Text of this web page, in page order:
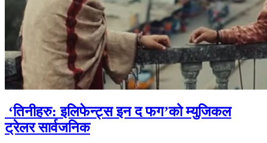
‘तिनीहरु: इलिफेन्ट्स इन द फग’को म्युजिकल
ट्रेलर सार्वजनिक